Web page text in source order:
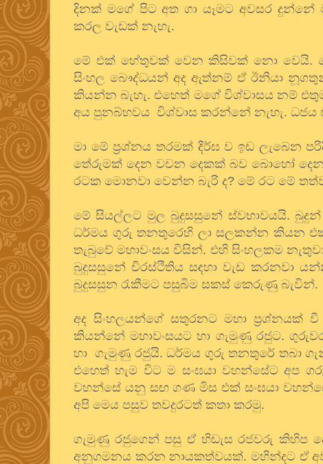
දිනක් මගේ පිට අත ගා යෑමට අවසර දුන්නේ
කරල වැඩක් නැහැ.
මේ එක් හේතුවක් වෙන කිසිවක් නො වෙයි.
සිංහල බෞද්ධයන් අද ඇත්නම් ඒ ඊනියා
කියන්න බැහැ. එහෙත් මගේ විශ්වාසය නම්
අය පුනබ්භවය විශ්වාස කරන්නේ නැහැ. ධජය
මා මේ ප්‍රශ්නය තරමක් දීර්ඝ ව ඉඩ
තේරුමක් දෙන වචන දෙකක් බව බොහෝ
රටක මොනවා වෙන්න බැරි ද? මේ රට මේ
මේ සියල්ලට මුල බුදුසසුනේ ස්වභාවයයි.
ධර්මය ගුරු තනතුරෙහි ලා සලකන්න කියන එක
තැබුවේ මහාවංසය විසින්. එහි සිංහලකම
බුදුසසුනේ චිරස්ථිතිය සඳහා වැඩ කරනවා
බුදුසසුන රැකීමට පසුබිම සකස් කෙරුණු බැවින්.
අද සිංහලයන්ගේ සතුරනට මහා ප්‍රශ්නයක්
කියන්නේ මහාවංසයට හා ගැමුණු රජුට.
හා ගැමුණු රජුයි. ධර්මය ගුරු තනතුරේ තබා
එහෙත් හැම විට ම සංඝයා වහන්සේට අප
වහන්සේ යනු සඟ ගණ මිස එක් සංඝයා
අපි මෙය පසුව තවදුරටත් කතා කරමු.
ගැමුණු රජුගෙන් පසු ඒ හිඩැස රජවරු කිහිප
අනුගමනය කරන නායකත්වයක්. මහින්දට ඒ